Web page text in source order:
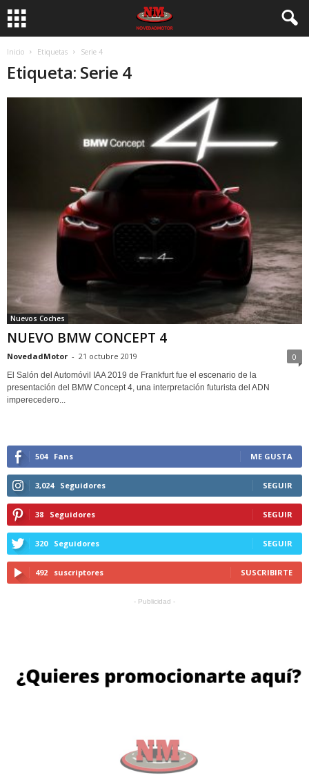
Inicio Etiquetas Serie 4
Etiqueta: Serie 4
Nuevos Coches
NUEVO BMW CONCEPT 4
NovedadMotor - 21 octubre 2019 0
El Salón del Automóvil IAA 2019 de Frankfurt fue el escenario de la
presentación del BMW Concept 4, una interpretación futurista del ADN
imperecedero...
504 Fans ME GUSTA
3,024 Seguidores SEGUIR
38 Seguidores SEGUIR
320 Seguidores SEGUIR
492 suscriptores SUSCRIBIRTE
- Publicidad -